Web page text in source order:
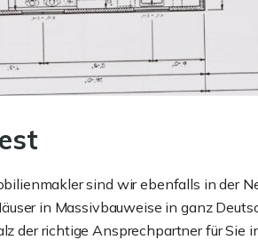
sind wir ebenfalls in der
in Massivbauweise in ganz
der richtige Ansprechpartner für Sie